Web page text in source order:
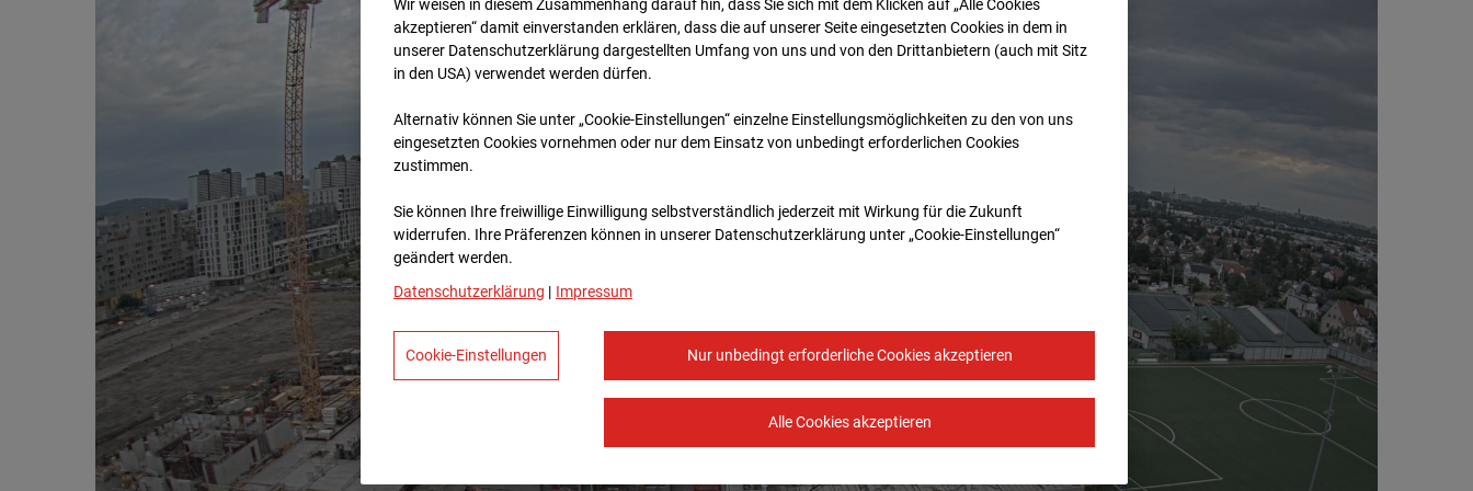
Wir weisen in diesem Zusammenhang darauf hin, dass Sie sich mit dem Klicken auf „Alle Cookies
akzeptieren“ damit ein­ver­standen erklären, dass die auf unserer Seite eingesetzten Cookies in dem in
unserer Datenschutzerklärung dargestellten Umfang von uns und von den Drittanbietern (auch mit Sitz
in den USA) verwendet werden dürfen.
Alternativ können Sie unter „Cookie-Einstellungen“ einzelne Einstellungsmöglichkeiten zu den von uns
eingesetzten Cookies vornehmen oder nur dem Einsatz von unbedingt erforderlichen Cookies
zustimmen.
Sie können Ihre freiwillige Einwilligung selbstverständlich jederzeit mit Wirkung für die Zukunft
widerrufen. Ihre Prä­fe­renzen können in unserer Datenschutzerklärung unter „Cookie-Einstellungen“
geändert werden.
Datenschutzerklärung | Impressum
Nur unbedingt erforderliche Cookies akzeptieren
Alle Cookies akzeptieren
Cookie-Einstellungen